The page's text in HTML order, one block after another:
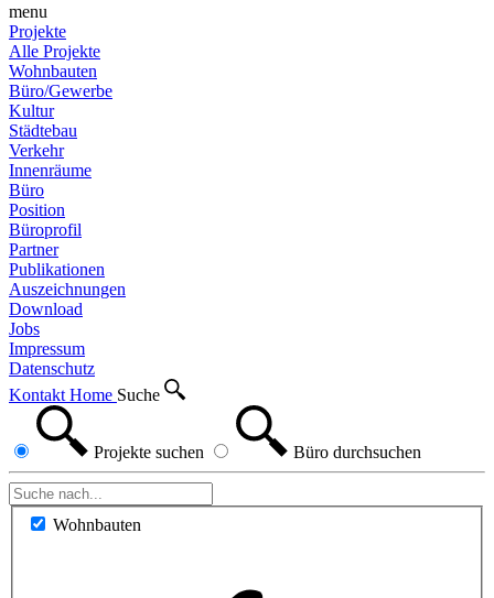
menu
Projekte
Alle Projekte
Wohnbauten
Büro/Gewerbe
Kultur
Städtebau
Verkehr
Innenräume
Büro
Position
Büroprofil
Partner
Publikationen
Auszeichnungen
Download
Jobs
Impressum
Datenschutz
Kontakt Home Suche
Projekte suchen Büro durchsuchen
Wohnbauten